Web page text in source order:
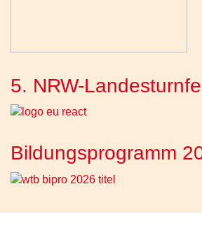
5. NRW-
Bildungsprogramm